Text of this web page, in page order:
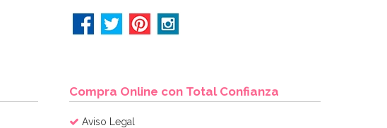
Compra Online con Total Confianza
Aviso Legal